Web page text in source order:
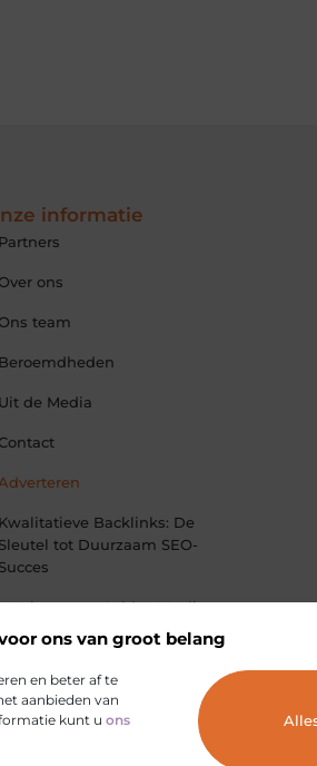
ons van groot belang
en beter af te
aanbieden van
kunt u ons
informatie
Partners
Over ons
Ons team
Beroemdheden
Uit de Media
Contact
Adverteren
Kwalitatieve Backlinks: De
Sleutel tot Duurzaam SEO-
Succes
om Geld te Verdienen
met je Website: Jouw Online
Verdienmodel opbouwen